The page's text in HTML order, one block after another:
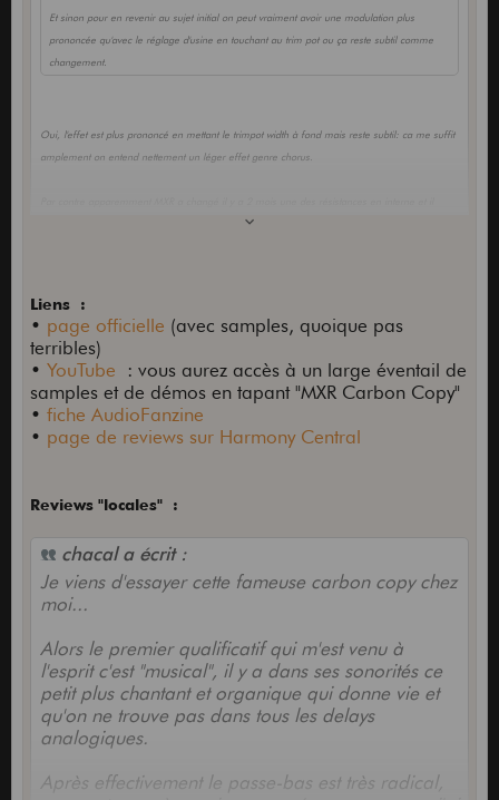
Et sinon pour en revenir au sujet initial on peut vraiment avoir une modulation plus
prononcée qu'avec le réglage d'usine en touchant au trim pot ou ça reste subtil comme
changement.
Oui, l'effet est plus prononcé en mettant le trimpot width à fond mais reste subtil: ca me suffit
amplement on entend nettement un léger effet genre chorus.
semble donc que lsur es Carbon Copy actuelles l'effet soit beaucoup plus prononcé, ce qui
Liens :
• page officielle (avec samples, quoique pas
terribles)
• YouTube : vous aurez accès à un large éventail de
samples et de démos en tapant "MXR Carbon Copy"
• fiche AudioFanzine
• page de reviews sur Harmony Central
Reviews "locales" :
chacal a écrit :
Je viens d'essayer cette fameuse carbon copy chez
moi...
Alors le premier qualificatif qui m'est venu à
l'esprit c'est "musical", il y a dans ses sonorités ce
petit plus chantant et organique qui donne vie et
qu'on ne trouve pas dans tous les delays
analogiques.
Après effectivement le passe-bas est très radical,